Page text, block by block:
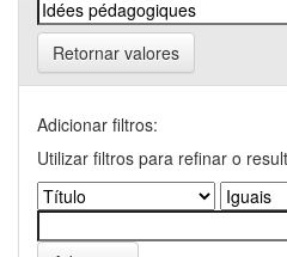
Retornar valores
Adicionar filtros:
Utilizar filtros para refinar o